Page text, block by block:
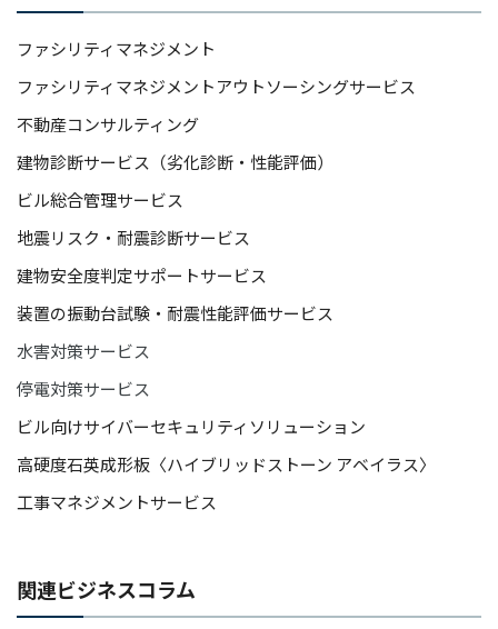
ファシリティマネジメント
ファシリティマネジメントアウトソーシングサービス
不動産コンサルティング
建物診断サービス（劣化診断・性能評価）
ビル総合管理サービス
地震リスク・耐震診断サービス
建物安全度判定サポートサービス
装置の振動台試験・耐震性能評価サービス
水害対策サービス
停電対策サービス
ビル向けサイバーセキュリティソリューション
高硬度石英成形板〈ハイブリッドストーン アベイラス〉
工事マネジメントサービス
関連ビジネスコラム